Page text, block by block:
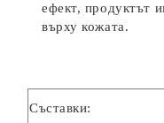
ефект, продуктът
върху кожата.
Съставки: